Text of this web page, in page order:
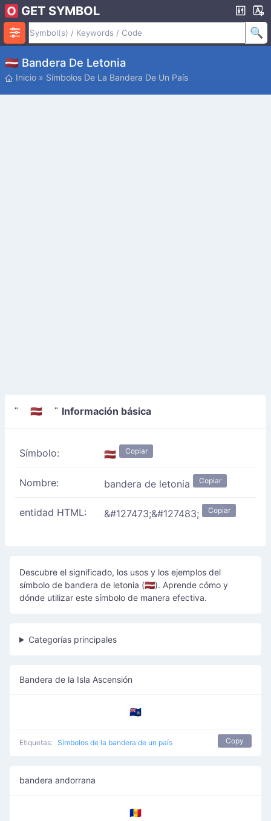
GET SYMBOL
🇱🇻 Bandera De Letonia
Inicio » Símbolos De La Bandera De Un País
" 🇱🇻 " Información básica
Símbolo: 🇱🇻 Copiar
Nombre: bandera de letonia Copiar
entidad HTML: &#127473;&#127483; Copiar
Descubre el significado, los usos y los ejemplos del
símbolo de bandera de letonia (🇱🇻). Aprende cómo y
dónde utilizar este símbolo de manera efectiva.
Categorías principales
Bandera de la Isla Ascensión
🇦🇨
Etiquetas: Símbolos de la bandera de un país Copy
bandera andorrana
🇦🇩